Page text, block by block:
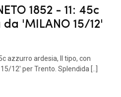
1852 - 11: 45c
'MILANO 15/12'
azzurro ardesia, II tipo, con
12' per Trento. Splendida [..]